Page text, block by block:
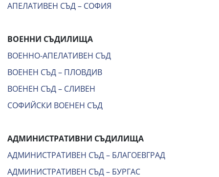
АПЕЛАТИВЕН СЪД – СОФИЯ
ВОЕННИ СЪДИЛИЩА
ВОЕННО-АПЕЛАТИВЕН СЪД
ВОЕНЕН СЪД – ПЛОВДИВ
ВОЕНЕН СЪД – СЛИВЕН
СОФИЙСКИ ВОЕНЕН СЪД
АДМИНИСТРАТИВНИ СЪДИЛИЩА
АДМИНИСТРАТИВЕН СЪД – БЛАГОЕВГРАД
АДМИНИСТРАТИВЕН СЪД – БУРГАС